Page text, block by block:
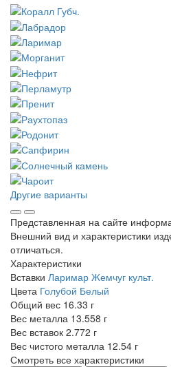
Другие варианты
Представленная на сайте
Внешний вид и характеристики
отличаться.
Характеристики
Вставки Ларимар Жемчуг культ.
Цвета Голубой Белый
Общий вес 16.33 г
Вес металла 13.558 г
Вес вставок 2.772 г
Вес чистого металла 12.54 г
Смотреть все характеристики